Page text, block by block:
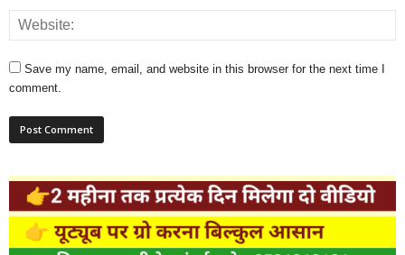
Save my name, email, and website in this browser for the next time I
comment.